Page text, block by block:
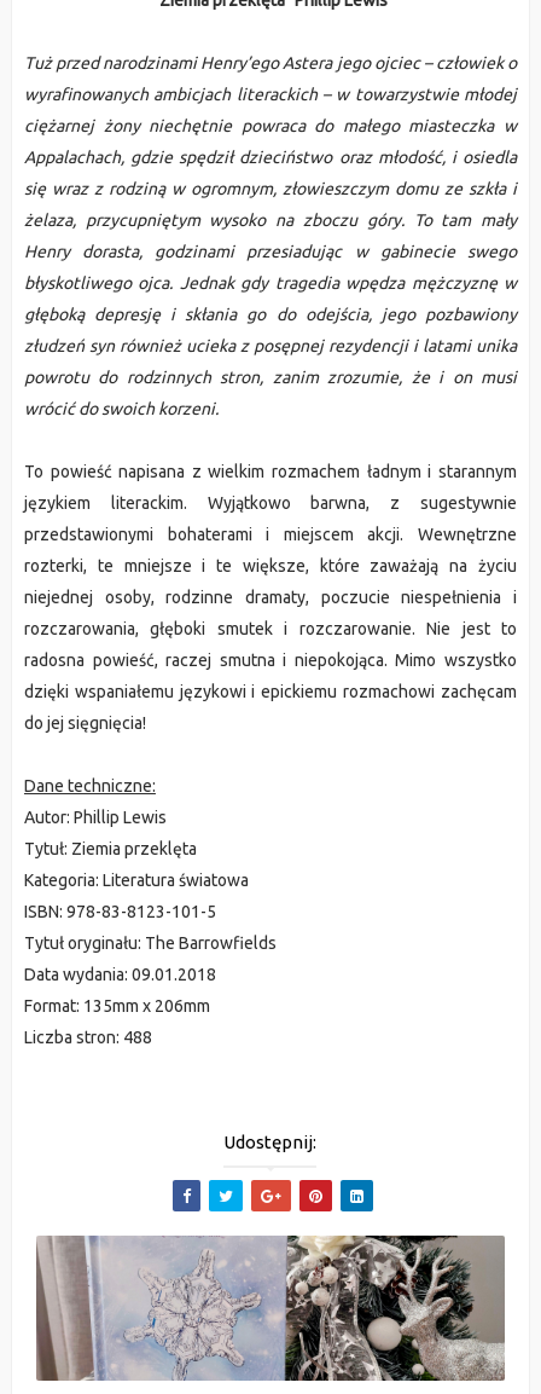
Tuż przed narodzinami Henry’ego Astera jego ojciec – człowiek o
wyrafinowanych ambicjach literackich – w towarzystwie młodej
ciężarnej żony niechętnie powraca do małego miasteczka w
Appalachach, gdzie spędził dzieciństwo oraz młodość, i osiedla
się wraz z rodziną w ogromnym, złowieszczym domu ze szkła i
żelaza, przycupniętym wysoko na zboczu góry. To tam mały
Henry dorasta, godzinami przesiadując w gabinecie swego
błyskotliwego ojca. Jednak gdy tragedia wpędza mężczyznę w
głęboką depresję i skłania go do odejścia, jego pozbawiony
złudzeń syn również ucieka z posępnej rezydencji i latami unika
powrotu do rodzinnych stron, zanim zrozumie, że i on musi
wrócić do swoich korzeni.
To powieść napisana z wielkim rozmachem ładnym i starannym
językiem literackim. Wyjątkowo barwna, z sugestywnie
przedstawionymi bohaterami i miejscem akcji. Wewnętrzne
rozterki, te mniejsze i te większe, które zaważają na życiu
niejednej osoby, rodzinne dramaty, poczucie niespełnienia i
rozczarowania, głęboki smutek i rozczarowanie. Nie jest to
radosna powieść, raczej smutna i niepokojąca. Mimo wszystko
dzięki wspaniałemu językowi i epickiemu rozmachowi zachęcam
do jej sięgnięcia!
Dane techniczne:
Autor: Phillip Lewis
Tytuł: Ziemia przeklęta
Kategoria: Literatura światowa
ISBN: 978-83-8123-101-5
Tytuł oryginału: The Barrowfields
Data wydania: 09.01.2018
Format: 135mm x 206mm
Liczba stron: 488
Udostępnij: